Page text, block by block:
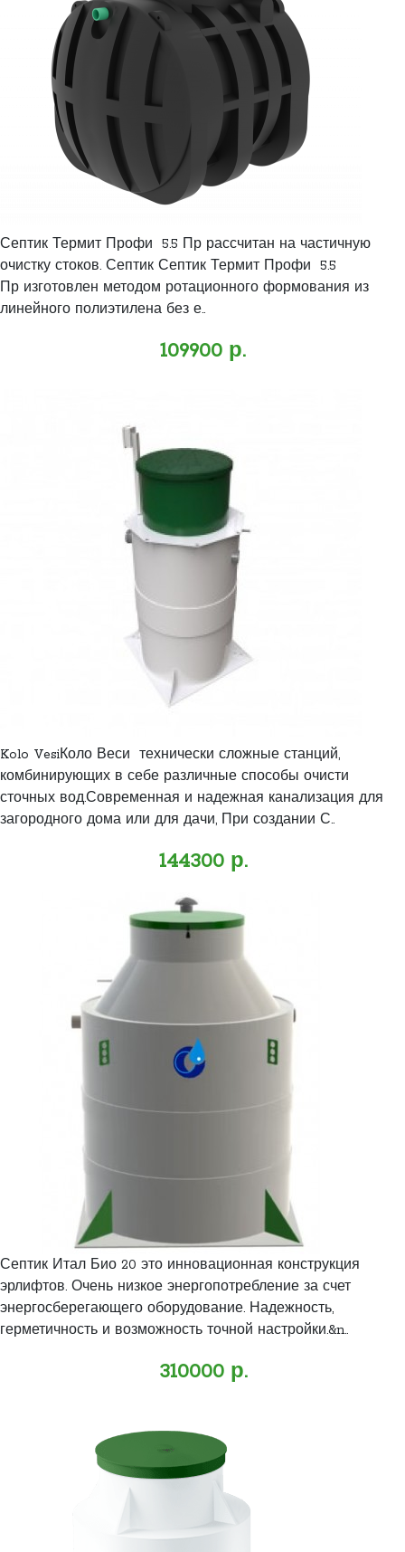
Септик Термит Профи 5.5 Пр рассчитан на частичную
очистку стоков. Септик Септик Термит Профи 5.5
Пр изготовлен методом ротационного формования из
линейного полиэтилена без е..
109900 р.
Kolo VesiКоло Веси технически сложные станций,
комбинирующих в себе различные способы очисти
сточных вод.Современная и надежная канализация для
загородного дома или для дачи, При создании С..
144300 р.
Септик Итал Био 20 это инновационная конструкция
эрлифтов. Очень низкое энергопотребление за счет
энергосберегающего оборудование. Надежность,
герметичность и возможность точной настройки.&n..
310000 р.